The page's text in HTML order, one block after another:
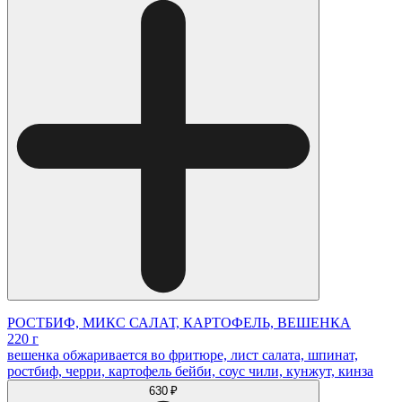
РОСТБИФ, МИКС САЛАТ, КАРТОФЕЛЬ, ВЕШЕНКА
220 г
вешенка обжаривается во фритюре, лист салата, шпинат,
ростбиф, черри, картофель бейби, соус чили, кунжут, кинза
630 ₽